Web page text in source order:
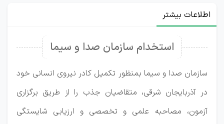
اطلاعات بیشتر
استخدام سازمان صدا و سیما
سازمان صدا و سیما بمنظور تکمیل کادر نیروی انسانی خود
در آذربایجان شرقی، متقاضیان جذب را از طریق برگزاری
آزمون، مصاحبه علمی و تخصصی و ارزیابی شایستگی